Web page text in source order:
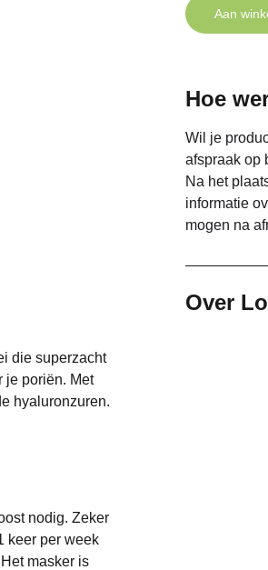
die superzacht
je poriën. Met
hyaluronzuren.
nodig. Zeker
keer per week
masker is
Aan
Hoe
Wil je
afspraak op
Na het
informatie
mogen na
Over